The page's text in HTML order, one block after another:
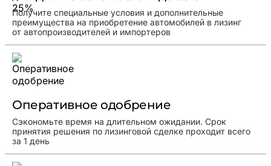
Получите специальные условия и дополнительные
преимущества на приобретение автомобилей в лизинг
от автопроизводителей и импортеров
Оперативное одобрение
Сэкономьте время на длительном ожидании. Срок
принятия решения по лизинговой сделке проходит всего
за 1 день